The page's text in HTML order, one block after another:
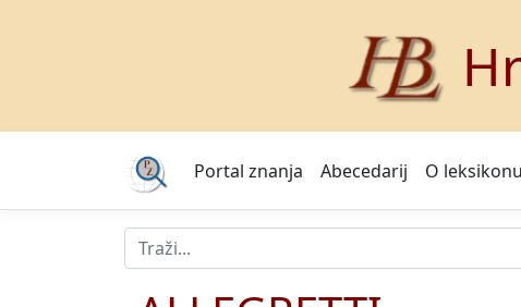
Portal znanja Abecedarij O leksikonu